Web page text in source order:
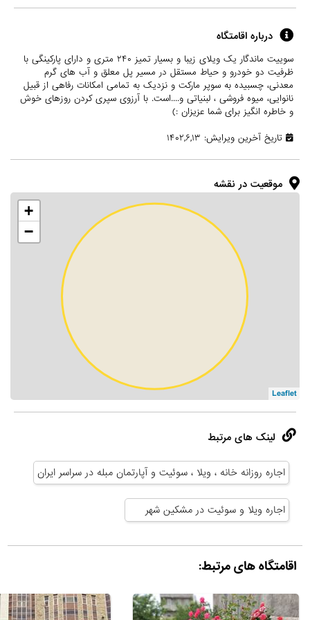
درباره اقامتگاه
سوییت ماندگار یک ویلای زیبا و بسیار تمیز ۲۴۰ متری و دارای پارکینگی با
ظرفیت دو خودرو و حیاط مستقل در مسیر پل معلق و آب های گرم
معدنی، چسبیده به سوپر مارکت و نزدیک به تمامی امکانات رفاهی از قبیل
نانوایی، میوه فروشی ، لبنیاتی و....است. با آرزوی سپری کردن روزهای خوش
و خاطره انگیز برای شما عزیزان :)
تاریخ آخرین ویرایش: ۱۴۰۲,۶,۱۳
موقعیت در نقشه
+
−
Leaflet
لینک های مرتبط
اجاره روزانه خانه ، ویلا ، سوئیت و آپارتمان مبله در سراسر ایران
اجاره ویلا و سوئیت در مشکین شهر
اقامتگاه های مرتبط: